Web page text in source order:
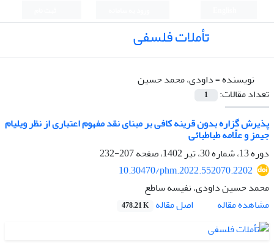
تأملات فلسفی
نویسنده =داودی، محمد حسین
تعداد مقالات:
1
پذیرش گزاره بدون قرینه کافی بر مبنای نقد مفهوم اعتباری از نظر ویلیام
جیمز و علّامه طباطبائی
دوره 13، شماره 30، تیر 1402، صفحه
207-232
10.30470/phm.2022.552070.2202
محمد حسین داودی، نفیسه ساطع
مشاهده مقاله
اصل مقاله 478.21 K